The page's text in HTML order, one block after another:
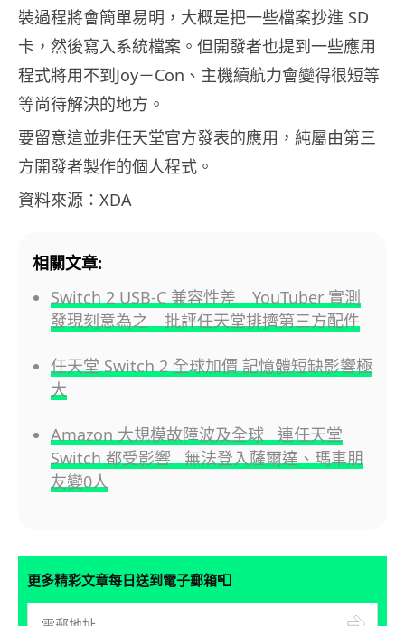
裝過程將會簡單易明，大概是把一些檔案抄進 SD
卡，然後寫入系統檔案。但開發者也提到一些應用
程式將用不到Joy－Con、主機續航力會變得很短等
等尚待解決的地方。
要留意這並非任天堂官方發表的應用，純屬由第三
方開發者製作的個人程式。
資料來源：XDA
相關文章:
Switch 2 USB-C 兼容性差 YouTuber 實測
發現刻意為之 批評任天堂排擠第三方配件
任天堂 Switch 2 全球加價 記憶體短缺影響極
大
Amazon 大規模故障波及全球 連任天堂
Switch 都受影響 無法登入薩爾達、瑪車朋
友變0人
更多精彩文章每日送到電子郵箱📮